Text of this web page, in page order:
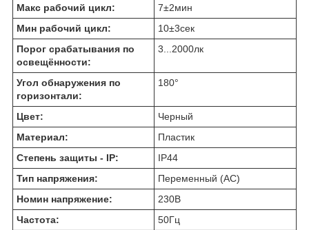
Макс рабочий цикл: 7±2мин
Мин рабочий цикл:
10±3сек
Порог срабатывания по
освещённости:
3...2000лк
Угол обнаружения по
горизонтали:
180°
Цвет:
Черный
Материал:
Пластик
Степень защиты - IP:
IP44
Тип напряжения:
Переменный (AC)
Номин напряжение:
230В
Частота:
50Гц